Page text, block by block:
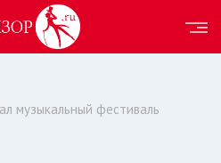
музыкальный фестиваль